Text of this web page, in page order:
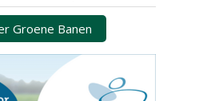
Groene Banen